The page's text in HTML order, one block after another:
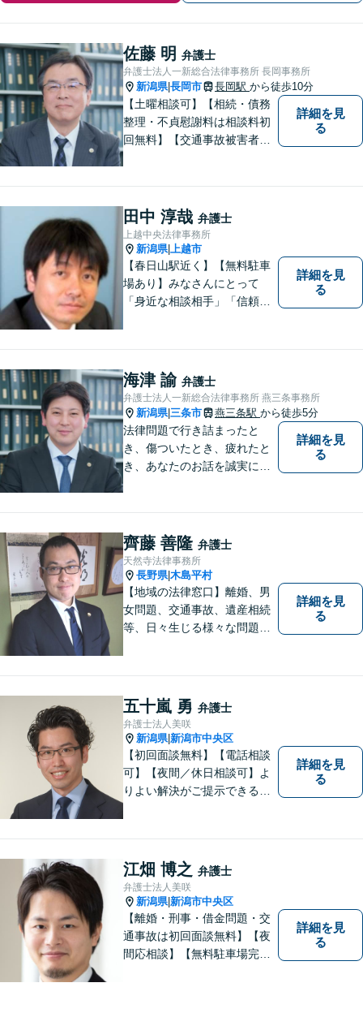
佐藤 明 弁護士
弁護士法人一新総合法律事務所 長岡事務所
新潟県|長岡市 長岡駅 から徒歩10分
【土曜相談可】【相続・債務
整理・不貞慰謝料は相談料初
回無料】【交通事故被害者の
体を把握し、真の利益を追及
します
詳細を見
る
田中 淳哉 弁護士
上越中央法律事務所
新潟県| 上越市
【春日山駅近く】【無料駐車
場あり】みなさんにとって
「身近な相談相手」「信頼で
士】相談にいらっしゃるお一
人お一人の不安や悩みをしっ
かり受け止め、丁寧な対応を
心がけます。お気軽にご相談
ください。
詳細を見
る
海津 諭 弁護士
弁護士法人一新総合法律事務所 燕三条事務所
新潟県| 三条市 燕三条駅 から徒歩5分
法律問題で行き詰まったと
き、傷ついたとき、疲れたと
き、あなたのお話を誠実にお
詳細を見
る
齊藤 善隆 弁護士
天然寺法律事務所
長野県|木島平村
【地域の法律窓口】離婚、男
女問題、交通事故、遺産相続
等、日々生じる様々な問題に
す。
詳細を見
る
五十嵐 勇 弁護士
弁護士法人美咲
新潟県|新潟市中央区
【初回面談無料】【電話相談
可】【夜間／休日相談可】よ
りよい解決がご提示できるよ
お気軽にご相談ください。
詳細を見
る
江畑 博之 弁護士
弁護士法人美咲
新潟県|新潟市中央区
【離婚・刑事・借金問題・交
通事故は初回面談無料】【夜
間応相談】【無料駐車場完
詳細を見
る